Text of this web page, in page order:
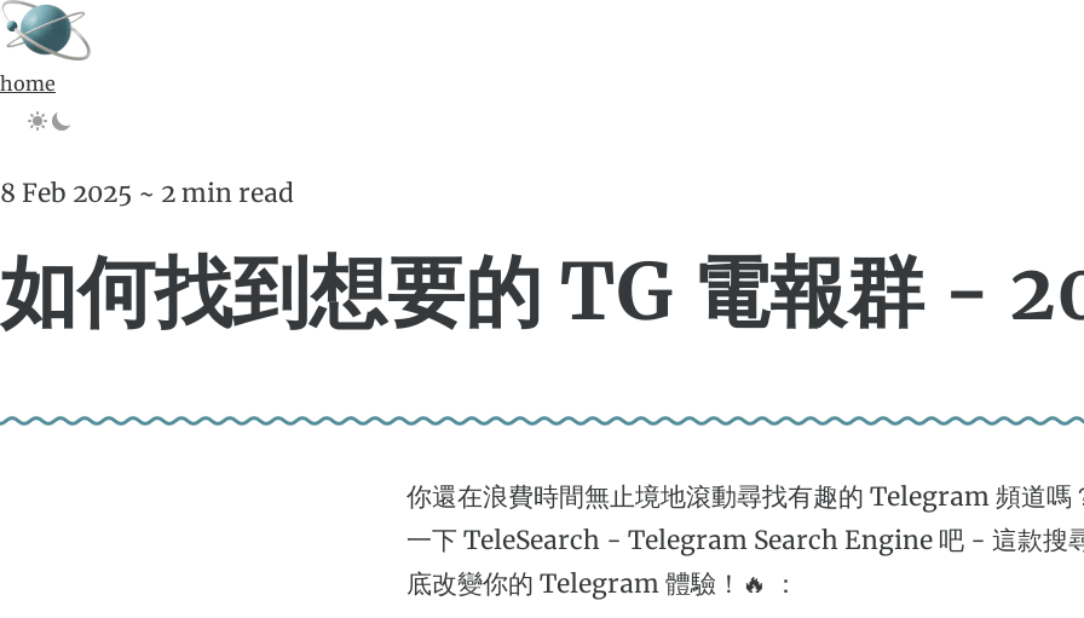
home
8 Feb 2025 ~ 2 min read
如何找到想要的 TG 電報群 -
你還在浪費時間無止境地滾動尋找有趣的 Telegram 頻道嗎
一下 TeleSearch - Telegram Search Engine 吧 - 這款搜
底改變你的 Telegram 體驗！🔥 ：